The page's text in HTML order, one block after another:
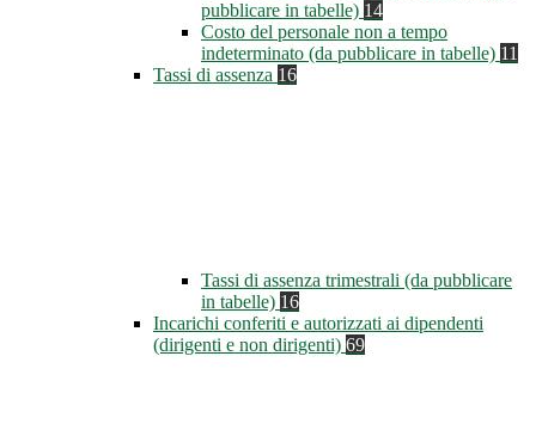
pubblicare in tabelle) 14
Costo del personale non a tempo
indeterminato (da pubblicare in tabelle) 11
Tassi di assenza 16
Tassi di assenza trimestrali (da pubblicare
in tabelle) 16
Incarichi conferiti e autorizzati ai dipendenti
(dirigenti e non dirigenti) 69